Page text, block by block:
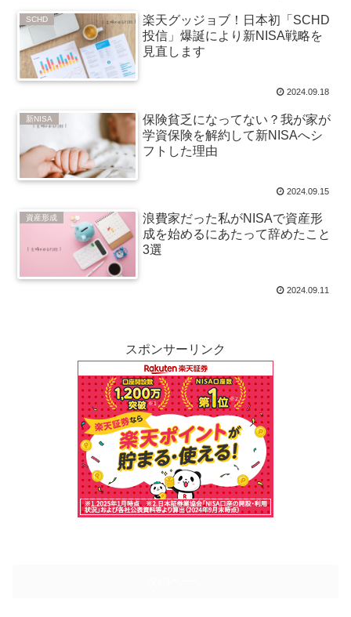
SCHD
楽天グッジョブ！日本初「SCHD
投信」爆誕により新NISA戦略を
見直します
2024.09.18
新NISA
保険貧乏になってない？我が家が
学資保険を解約して新NISAへシ
フトした理由
2024.09.15
資産形成
浪費家だった私がNISAで資産形
成を始めるにあたって辞めたこと
3選
2024.09.11
スポンサーリンク